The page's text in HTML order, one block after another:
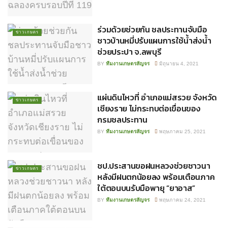
ข่าวเกษตร
ร่วมด้วยช่วยกัน ชลประทานจับมือ
ชาวบ้านหมี่ปรับแผนการใช้น้ำส่งน้ำ
ช่วยประปา จ.ลพบุรี
BY ทีมงานเกษตรสัญจร มิถุนายน 4, 2021
ข่าวเกษตร
แผ่นดินไหวที่ อำเภอแม่สรวย จังหวัด
เชียงราย ไม่กระทบต่อเขื่อนของ
กรมชลประทาน
BY ทีมงานเกษตรสัญจร พฤษภาคม 25, 2021
ข่าวเกษตร
ชป.ประสานขอฝนหลวงช่วยชาวนา
หลังมีฝนตกน้อยลง พร้อมเตือนภาค
ใต้ตอนบนรับมือพายุ “ยาอาส”
BY ทีมงานเกษตรสัญจร พฤษภาคม 24, 2021